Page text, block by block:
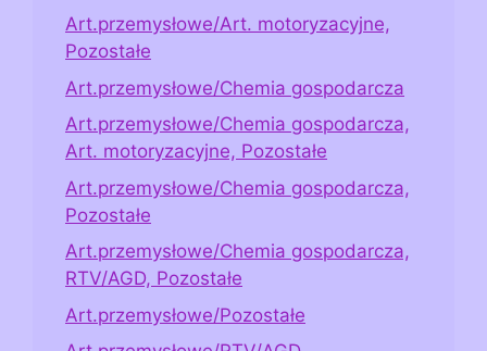
Art.przemysłowe/Art. motoryzacyjne,
Pozostałe
Art.przemysłowe/Chemia gospodarcza
Art.przemysłowe/Chemia gospodarcza,
Art. motoryzacyjne, Pozostałe
Art.przemysłowe/Chemia gospodarcza,
Pozostałe
Art.przemysłowe/Chemia gospodarcza,
RTV/AGD, Pozostałe
Art.przemysłowe/Pozostałe